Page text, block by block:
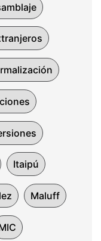
Itaipú
Maluff